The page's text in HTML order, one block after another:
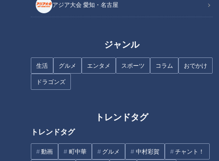
アジア大会 愛知・名古屋
ジャンル
生活 グルメ エンタメ スポーツ コラム おでかけ
ドラゴンズ
トレンドタグ
トレンドタグ
動画 町中華 グルメ 中村彩賀 チャント！
薄毛について
す。しかし、何かしらの原因でサイクルが早まると、髪が太く
伸びる前に成長が止まり、細く短い毛が抜けやすくなってしま
います。これを「男性型脱毛症」と言います。髪の毛は1日に
100本程度抜けるので、抜け毛の本数を気にする必要はありま
＜男性型脱毛症(薄毛)の原因＞
髪に関する遺伝子は母方から受け継がれます。母親の親戚に薄